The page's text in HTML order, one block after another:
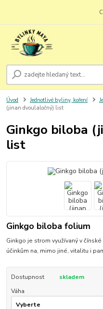
Úvod Jednotlivé byliny, koření
(jinan dvoulaločný) list
Ginkgo biloba
list
Ginkgo biloba folium
Ginkgo je strom využívaný v
účinkům na, mimo jiné, vitalitu i
Dostupnost
skladem
Váha